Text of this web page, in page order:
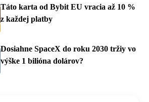
Táto karta od Bybit EU vracia až 10 %
z každej platby
Dosiahne SpaceX do roku 2030 tržiy vo
výške 1 bilióna dolárov?